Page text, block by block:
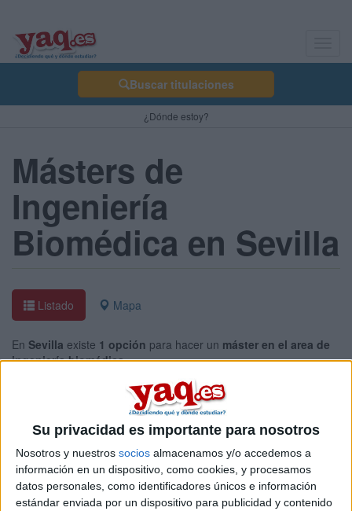
Su privacidad es importante para nosotros
Nosotros y nuestros socios almacenamos y/o accedemos a
información en un dispositivo, como cookies, y procesamos
datos personales, como identificadores únicos e información
estándar enviada por un dispositivo para publicidad y contenido
Buscar titulaciones
¿Dónde estoy?
Másters de
Ingeniería
Biomédica en Sevilla
Listado Mapa
En Sevilla existe 1 opción para hacer un máster en el area de
ingeniería biomédica.
másters en ingeniería biomédica entre los que puedes elegir.
Estos estudios están asociados a la rama de Ingeniería y
arquitectura.
Online |
Máster Universitario en Ingeniería
Biomédica y Salud Digital
UNIVERSIDAD DE SEVILLA (Universidad Pública)